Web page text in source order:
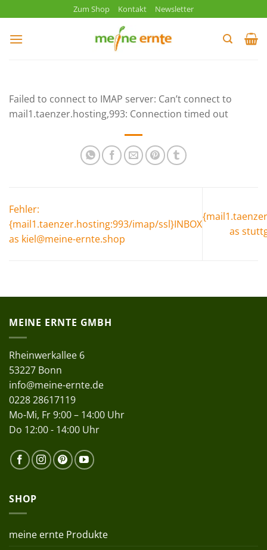
Inhalt
springen
Zum Shop Kontakt Newsletter
Failed to connect to IMAP server: Can’t connect to
mail1.taenzer.hosting,993: Connection timed out
Fehler:
{mail1.taenzer.hosting:993/imap/ssl}INBOX
as kiel@meine-ernte.shop
as
MEINE ERNTE GMBH
Rheinwerkallee 6
53227 Bonn
info@meine-ernte.de
0228 28617119
Mo-Mi, Fr 9:00 – 14:00 Uhr
Do 12:00 - 14:00 Uhr
SHOP
meine ernte Produkte